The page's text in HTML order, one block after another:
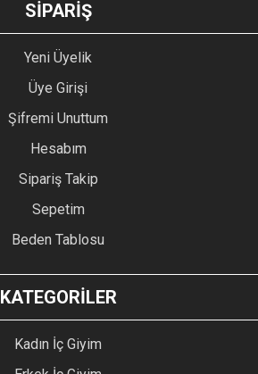
SİPARİŞ
Yeni Üyelik
Üye Girişi
Şifremi Unuttum
Hesabım
Sipariş Takip
Sepetim
Beden Tablosu
KATEGORİLER
Kadın İç Giyim